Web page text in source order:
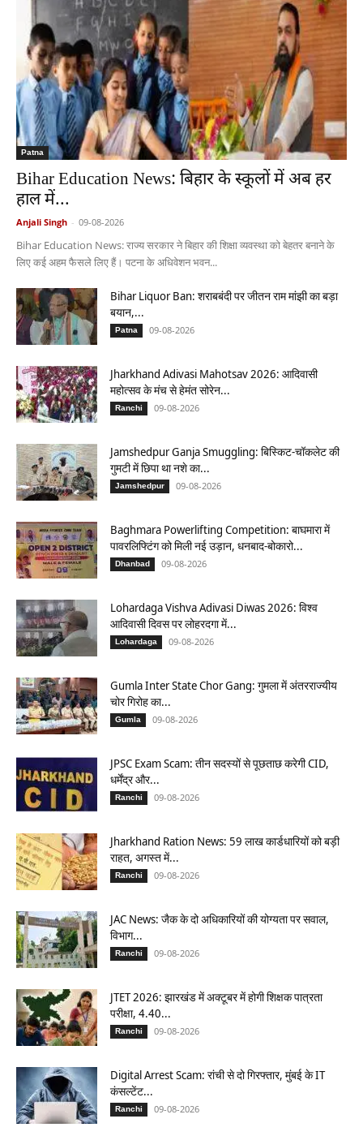
Patna
Bihar Education News: बिहार के स्कूलों में अब हर
हाल में...
Anjali Singh - 09-08-2026
Bihar Education News: राज्य सरकार ने बिहार की शिक्षा व्यवस्था को बेहतर बनाने के
लिए कई अहम फैसले लिए हैं। पटना के अधिवेशन भवन...
Bihar Liquor Ban: शराबबंदी पर जीतन राम मांझी का बड़ा
बयान,...
Patna 09-08-2026
Jharkhand Adivasi Mahotsav 2026: आदिवासी
महोत्सव के मंच से हेमंत सोरेन...
Ranchi 09-08-2026
Jamshedpur Ganja Smuggling: बिस्किट-चॉकलेट की
गुमटी में छिपा था नशे का...
Jamshedpur 09-08-2026
Baghmara Powerlifting Competition: बाघमारा में
पावरलिफ्टिंग को मिली नई उड़ान, धनबाद-बोकारो...
Dhanbad 09-08-2026
Lohardaga Vishva Adivasi Diwas 2026: विश्व
आदिवासी दिवस पर लोहरदगा में...
Lohardaga 09-08-2026
Gumla Inter State Chor Gang: गुमला में अंतरराज्यीय
चोर गिरोह का...
Gumla 09-08-2026
JPSC Exam Scam: तीन सदस्यों से पूछताछ करेगी CID,
धर्मेंद्र और...
Ranchi 09-08-2026
Jharkhand Ration News: 59 लाख कार्डधारियों को बड़ी
राहत, अगस्त में...
Ranchi 09-08-2026
JAC News: जैक के दो अधिकारियों की योग्यता पर सवाल,
विभाग...
Ranchi 09-08-2026
JTET 2026: झारखंड में अक्टूबर में होगी शिक्षक पात्रता
परीक्षा, 4.40...
Ranchi 09-08-2026
Digital Arrest Scam: रांची से दो गिरफ्तार, मुंबई के IT
कंसल्टेंट...
Ranchi 09-08-2026